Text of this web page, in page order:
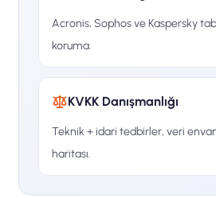
Acronis, Sophos ve Kaspersky
koruma.
KVKK Danışmanlığı
Teknik + idari tedbirler, veri
haritası.